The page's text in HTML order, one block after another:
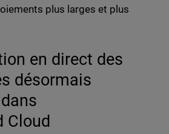
plus larges et plus
en direct des
désormais
Cloud